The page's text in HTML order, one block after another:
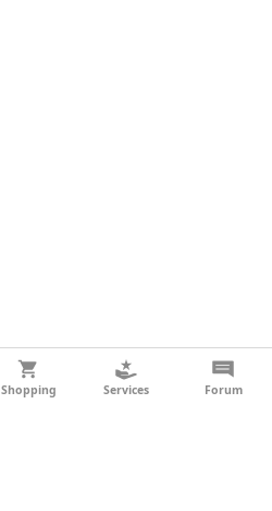
Shopping Services Forum